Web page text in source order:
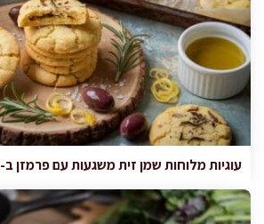
עוגיות מלוחות שמן זית משגעות עם פרמזן ב-25 דקות